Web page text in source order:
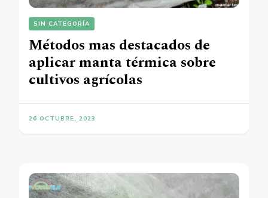
SIN CATEGORÍA
Métodos mas destacados de
aplicar manta térmica sobre
cultivos agrícolas
26 OCTUBRE, 2023